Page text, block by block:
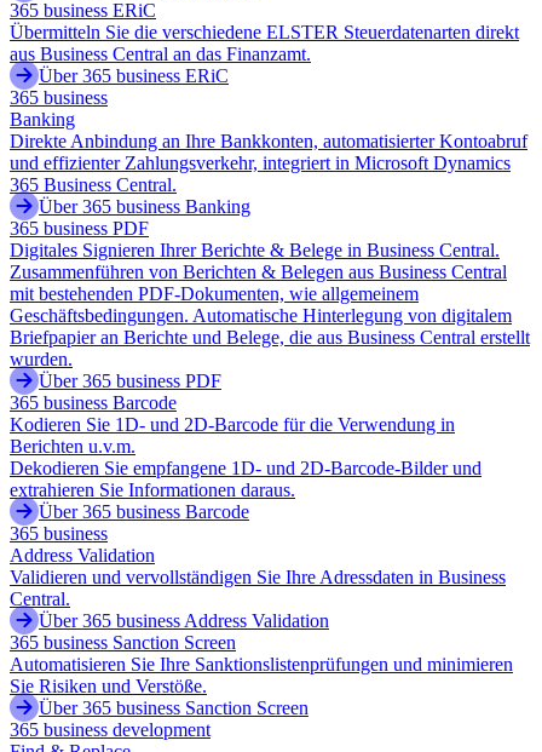
365 business ERiC
Übermitteln Sie die verschiedene ELSTER Steuerdatenarten direkt
aus Business Central an das Finanzamt.
Über 365 business ERiC
365 business
Banking
Direkte Anbindung an Ihre Bankkonten, automatisierter Kontoabruf
und effizienter Zahlungsverkehr, integriert in Microsoft Dynamics
365 Business Central.
Über 365 business Banking
365 business PDF
Digitales Signieren Ihrer Berichte & Belege in Business Central.
Zusammenführen von Berichten & Belegen aus Business Central
mit bestehenden PDF-Dokumenten, wie allgemeinem
Geschäftsbedingungen. Automatische Hinterlegung von digitalem
Briefpapier an Berichte und Belege, die aus Business Central erstellt
wurden.
Über 365 business PDF
365 business Barcode
Kodieren Sie 1D- und 2D-Barcode für die Verwendung in
Berichten u.v.m.
Dekodieren Sie empfangene 1D- und 2D-Barcode-Bilder und
extrahieren Sie Informationen daraus.
Über 365 business Barcode
365 business
Address Validation
Validieren und vervollständigen Sie Ihre Adressdaten in Business
Central.
Über 365 business Address Validation
365 business Sanction Screen
Automatisieren Sie Ihre Sanktionslistenprüfungen und minimieren
Sie Risiken und Verstöße.
Über 365 business Sanction Screen
365 business development